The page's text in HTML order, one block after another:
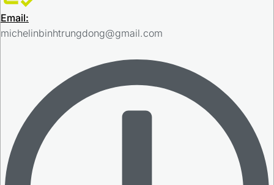
Email:
michelinbinhtrungdong@gmail.com